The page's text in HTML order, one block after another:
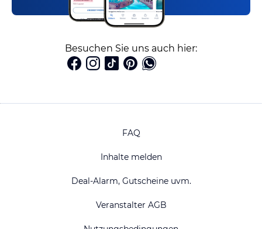
Besuchen Sie uns auch hier:
FAQ
Inhalte melden
Deal-Alarm, Gutscheine uvm.
Veranstalter AGB